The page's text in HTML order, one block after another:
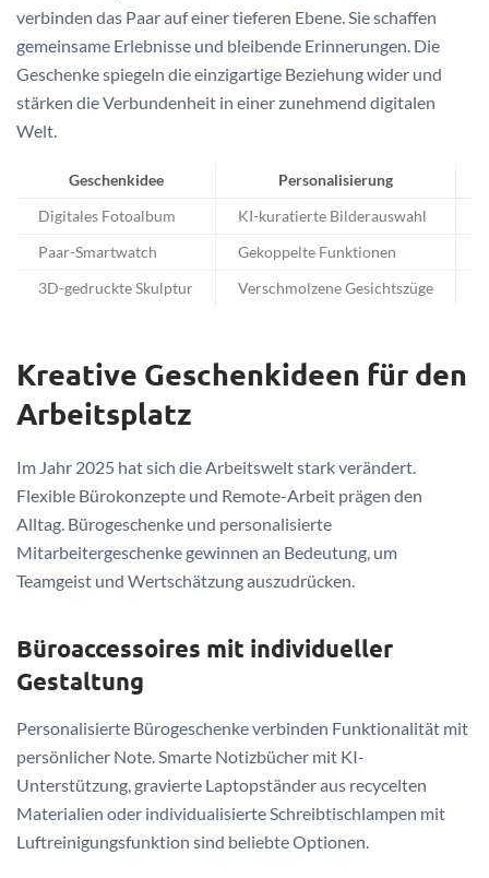
verbinden das Paar auf einer tieferen Ebene. Sie schaffen
gemeinsame Erlebnisse und bleibende Erinnerungen. Die
Geschenke spiegeln die einzigartige Beziehung wider und
stärken die Verbundenheit in einer zunehmend digitalen
Welt.
Geschenkidee Personalisierung
Digitales Fotoalbum KI-kuratierte Bilderauswahl
Paar-Smartwatch Gekoppelte Funktionen
3D-gedruckte Skulptur Verschmolzene Gesichtszüge
Kreative Geschenkideen für den
Arbeitsplatz
Im Jahr 2025 hat sich die Arbeitswelt stark verändert.
Flexible Bürokonzepte und Remote-Arbeit prägen den
Alltag. Bürogeschenke und personalisierte
Mitarbeitergeschenke gewinnen an Bedeutung, um
Teamgeist und Wertschätzung auszudrücken.
Büroaccessoires mit individueller
Gestaltung
Personalisierte Bürogeschenke verbinden Funktionalität mit
persönlicher Note. Smarte Notizbücher mit KI-
Unterstützung, gravierte Laptopständer aus recycelten
Materialien oder individualisierte Schreibtischlampen mit
Luftreinigungsfunktion sind beliebte Optionen.